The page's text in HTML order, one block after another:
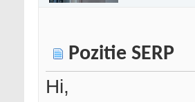
Pozitie SERP
Hi,